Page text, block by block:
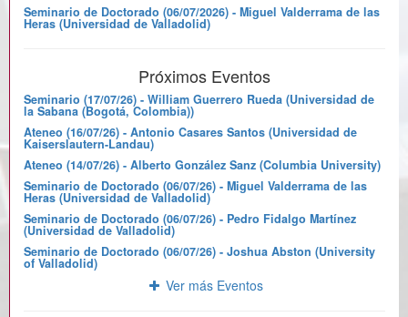
codes for RFID communications. Information
Theory Proceedings (ISIT), 2012 IEEE
G., Rosnes, E.,Barbero, A.I., and Ytrehus
Information exchange for routing
protocols. Information Theory and
Applications Workshop (ITA), 2014 0 (2014)
Barbero, A.I., and Ytrehus. Ø
A Coding-Based Approach to Robust
Shortest-Path Routing. Coding Theory and
Applications 4th International Castle
Meeting, Palmela Castle, Portugal,
September 15-18, 2014, Springer
Barbero, A.I., and Ytrehus, Ø
Seminario de Doctorado (06/07/2026) - Miguel Valderrama de las
Heras (Universidad de Valladolid)
Próximos Eventos
Seminario (17/07/26) - William Guerrero Rueda (Universidad de
la Sabana (Bogotá, Colombia))
Ateneo (16/07/26) - Antonio Casares Santos (Universidad de
Kaiserslautern-Landau)
Ateneo (14/07/26) - Alberto González Sanz (Columbia University)
Seminario de Doctorado (06/07/26) - Miguel Valderrama de las
Heras (Universidad de Valladolid)
Seminario de Doctorado (06/07/26) - Pedro Fidalgo Martínez
(Universidad de Valladolid)
Seminario de Doctorado (06/07/26) - Joshua Abston (University
of Valladolid)
Ver más Eventos